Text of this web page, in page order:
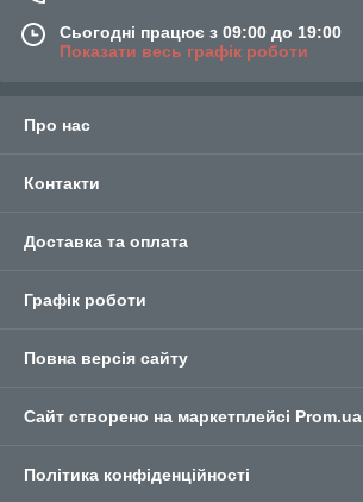
Сьогодні працює з 09:00 до 19:00
Показати весь графік роботи
Про нас
Контакти
Доставка та оплата
Графік роботи
Повна версія сайту
Сайт створено на маркетплейсі Prom.ua
Політика конфіденційності